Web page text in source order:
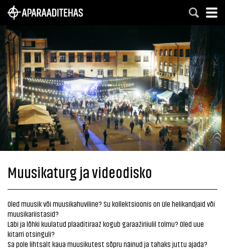
Muusikaturg ja videodisko
Oled muusik või muusikahuviline? Su kollektsioonis on üle helikandjaid või
muusikariistasid?
Läbi ja lõhki kuulatud plaaditiraaž kogub garaažiriiulil tolmu? Oled uue
kitarri otsinguli?
Sa pole lihtsalt kaua muusikutest sõpru näinud ja tahaks juttu ajada?